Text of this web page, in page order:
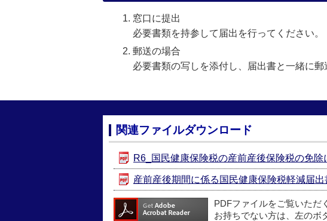
窓口に提出
必要書類を持参して届出を行ってください。
郵送の場合
必要書類の写しを添付し、届出書と一緒に郵
関連ファイルダウンロード
R6_国民健康保険税の産前産後保険税の免
産前産後期間に係る国民健康保険税軽減届
PDFファイルをご覧いただ
お持ちでない方は、左のボ